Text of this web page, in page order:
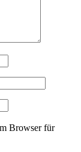
Browser für